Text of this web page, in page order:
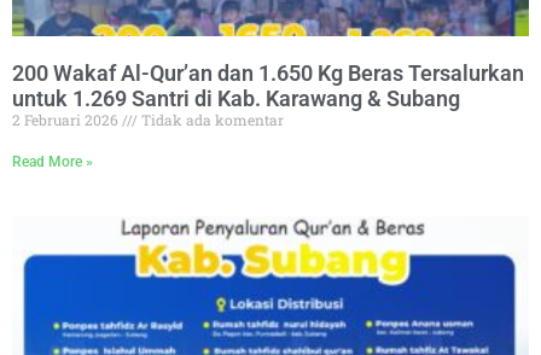
200 Wakaf Al-Qur’an dan 1.650 Kg Beras Tersalurkan
untuk 1.269 Santri di Kab. Karawang & Subang
2 Februari 2026 Tidak ada komentar
Read More »